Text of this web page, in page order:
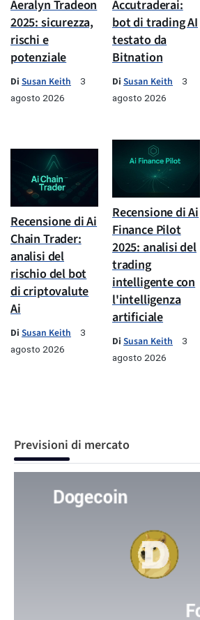
Aeralyn Tradeon
2025: sicurezza,
rischi e
potenziale
Di Susan Keith
3
agosto 2026
Accutraderai:
bot di trading AI
testato da
Bitnation
Di Susan Keith
3
agosto 2026
Recensione di Ai
Chain Trader:
analisi del
rischio del bot
di criptovalute
Ai
Di Susan Keith
3
agosto 2026
Recensione di Ai
Finance Pilot
2025: analisi del
trading
intelligente con
l'intelligenza
artificiale
Di Susan Keith
3
agosto 2026
Previsioni di mercato